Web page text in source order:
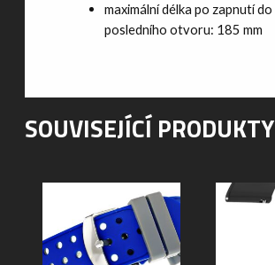
maximální délka po zapnutí do
posledního otvoru: 185 mm
SOUVISEJÍCÍ PRODUKTY